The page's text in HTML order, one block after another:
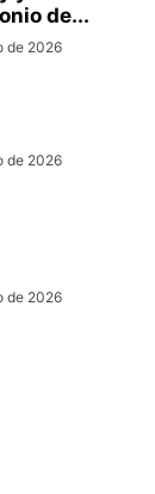
de...
de 2026
de 2026
de 2026